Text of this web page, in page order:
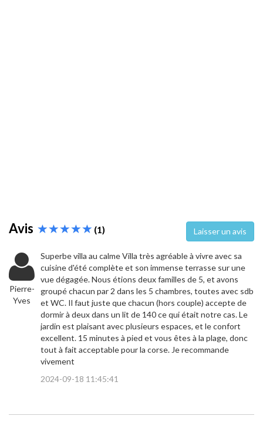
Avis (1) Laisser un avis
Pierre-
Yves
Superbe villa au calme Villa très agréable à vivre avec sa
cuisine d'été complète et son immense terrasse sur une
vue dégagée. Nous étions deux familles de 5, et avons
groupé chacun par 2 dans les 5 chambres, toutes avec sdb
et WC. Il faut juste que chacun (hors couple) accepte de
dormir à deux dans un lit de 140 ce qui était notre cas. Le
jardin est plaisant avec plusieurs espaces, et le confort
excellent. 15 minutes à pied et vous êtes à la plage, donc
tout à fait acceptable pour la corse. Je recommande
vivement
2024-09-18 11:45:41